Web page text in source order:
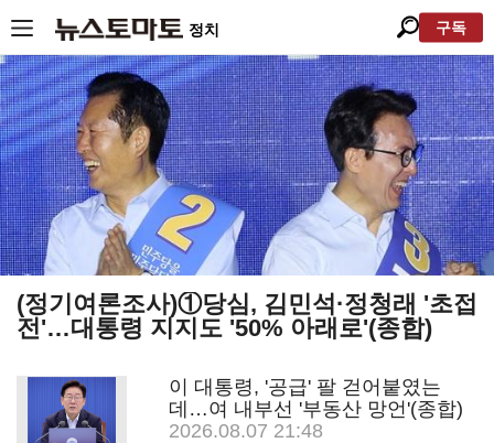
정치 구독
(정기여론조사)①당심, 김민석·정청래 '초접
전'…대통령 지지도 '50% 아래로'(종합)
이 대통령, '공급' 팔 걷어붙였는
데…여 내부선 '부동산 망언'(종합)
2026.08.07 21:48